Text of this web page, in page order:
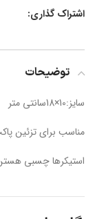
اشتراک گذاری:
توضیحات
سایز:10×18سانتی متر
مناسب برای تزئین
استیکرها چسبی